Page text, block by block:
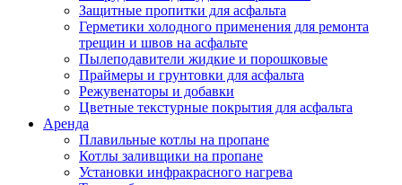
Защитные пропитки для асфальта
Герметики холодного применения для ремонта
трещин и швов на асфальте
Пылеподавители жидкие и порошковые
Праймеры и грунтовки для асфальта
Режувенаторы и добавки
Цветные текстурные покрытия для асфальта
Аренда
Плавильные котлы на пропане
Котлы заливщики на пропане
Установки инфракрасного нагрева